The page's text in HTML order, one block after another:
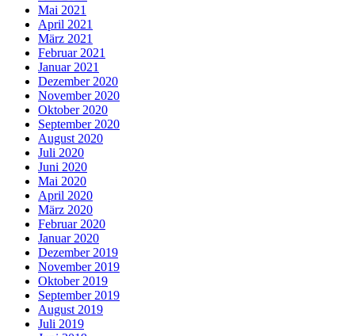
Mai 2021
April 2021
März 2021
Februar 2021
Januar 2021
Dezember 2020
November 2020
Oktober 2020
September 2020
August 2020
Juli 2020
Juni 2020
Mai 2020
April 2020
März 2020
Februar 2020
Januar 2020
Dezember 2019
November 2019
Oktober 2019
September 2019
August 2019
Juli 2019